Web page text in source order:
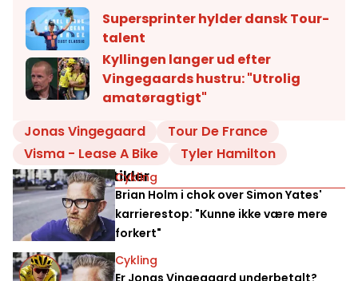
Supersprinter hylder dansk Tour-
talent
Kyllingen langer ud efter
Vingegaards hustru: "Utrolig
amatøragtigt"
Jonas Vingegaard
Tour De France
Visma - Lease A Bike
Tyler Hamilton
Relaterede artikler
Cykling
Brian Holm i chok over Simon Yates'
karrierestop: "Kunne ikke være mere
forkert"
Cykling
Er Jonas Vingegaard underbetalt?